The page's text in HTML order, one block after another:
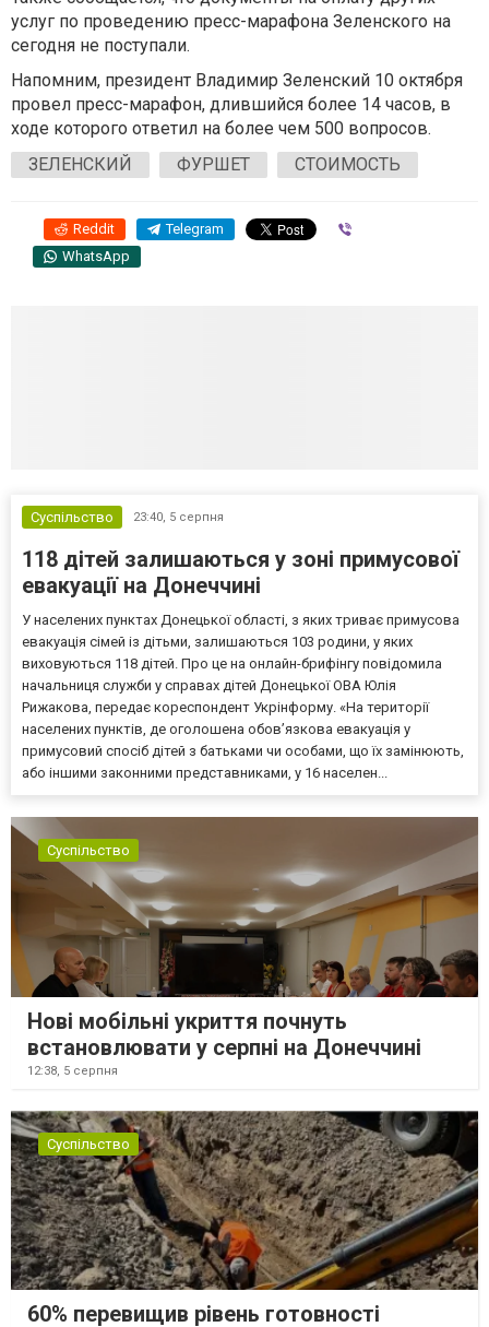
услуг по проведению пресс-марафона Зеленского на
сегодня не поступали.
Напомним, президент Владимир Зеленский 10 октября
провел пресс-марафон, длившийся более 14 часов, в
ходе которого ответил на более чем 500 вопросов.
ЗЕЛЕНСКИЙ
ФУРШЕТ СТОИМОСТЬ
Reddit Telegram
WhatsApp
Суспільство 23:40, 5 серпня
118 дітей залишаються у зоні примусової
евакуації на Донеччині
У населених пунктах Донецької області, з яких триває примусова
евакуація сімей із дітьми, залишаються 103 родини, у яких
виховуються 118 дітей. Про це на онлайн-брифінгу повідомила
начальниця служби у справах дітей Донецької ОВА Юлія
Рижакова, передає кореспондент Укрінформу. «На території
населених пунктів, де оголошена обов’язкова евакуація у
примусовий спосіб дітей з батьками чи особами, що їх замінюють,
або іншими законними представниками, у 16 населен...
Суспільство
Нові мобільні укриття почнуть
встановлювати у серпні на Донеччині
12:38, 5 серпня
Суспільство
60% перевищив рівень готовності